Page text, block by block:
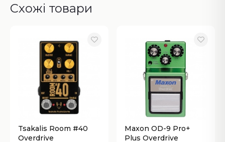
Схожі товари
Tsakalis Room #40
Overdrive
Maxon OD-9 Pro+
Plus Overdrive